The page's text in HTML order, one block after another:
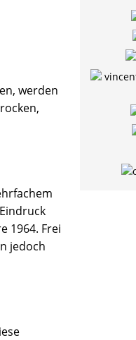
werden
1964. Frei
jedoch